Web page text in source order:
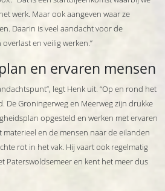
werk. Maar ook aangeven waar ze
Daarin is veel aandacht voor de
en veilig werken.”
en ervaren mensen
legt Henk uit. “Op en rond het
De Groningerweg en Meerweg zijn drukke
opgesteld en werken met ervaren
materieel en de mensen naar de eilanden
rot in het vak. Hij vaart ook regelmatig
Paterswoldsemeer en kent het meer dus